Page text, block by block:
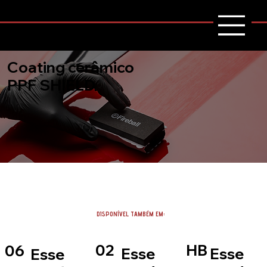
Coating cerâmico
PPF SHIELD
06 Esse
02 Esse
HB Esse
DISPONÍVEL TAMBÉM EM: